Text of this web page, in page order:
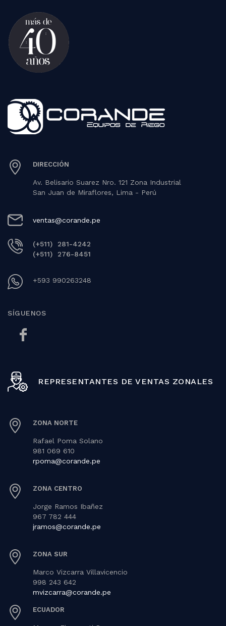
DIRECCIÓN
Av. Belisario Suarez Nro. 121 Zona Industrial
San Juan de Miraflores, Lima - Perú
ventas@corande.pe
(+511) 281-4242
(+511) 276-8451
+593 990263248
SÍGUENOS
REPRESENTANTES DE VENTAS ZONALES
ZONA NORTE
Rafael Poma Solano
981 069 610
rpoma@corande.pe
ZONA CENTRO
Jorge Ramos Ibañez
967 782 444
jramos@corande.pe
ZONA SUR
Marco Vizcarra Villavicencio
998 243 642
mvizcarra@corande.pe
ECUADOR